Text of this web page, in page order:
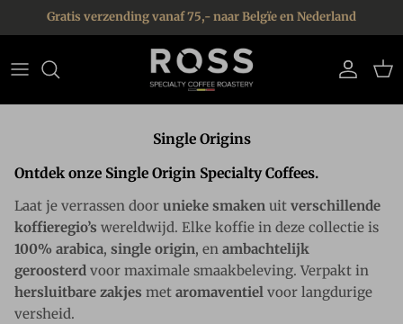
Ga naar inhoud
Gratis verzending vanaf 75,- naar Belgïe en Nederland
Account
Single Origins
Ontdek onze Single Origin Specialty Coffees.
Laat je verrassen door unieke smaken uit verschillende
koffieregio’s wereldwijd. Elke koffie in deze collectie is
100% arabica, single origin, en ambachtelijk
geroosterd voor maximale smaakbeleving. Verpakt in
hersluitbare zakjes met aromaventiel voor langdurige
versheid.